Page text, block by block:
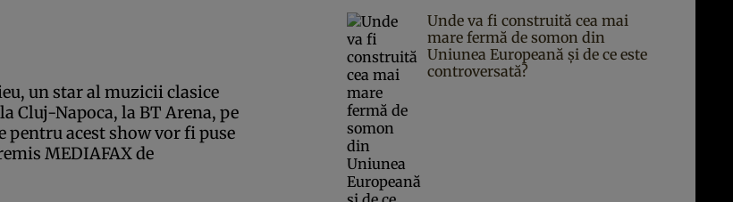
un star al muzicii clasice
Cluj-Napoca, la BT Arena, pe
pentru acest show vor fi puse
MEDIAFAX de
Unde va fi construită cea mai
mare fermă de somon din
Uniunea Europeană și de ce este
controversată?